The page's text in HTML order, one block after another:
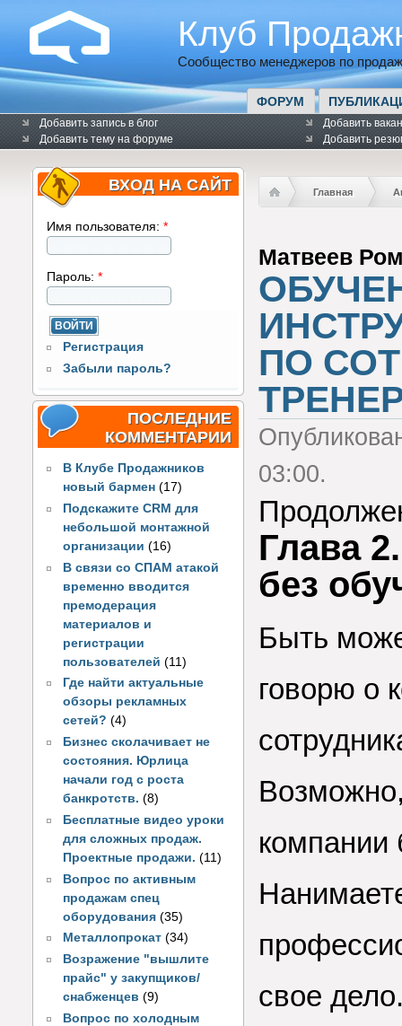
Клуб
Сообщество менеджеров по
ФОРУМ
Добавить запись в блог
Добавить тему на форуме
Добавить
Добавить
ВХОД НА САЙТ
Имя пользователя: *
Пароль: *
Регистрация
Забыли пароль?
ПОСЛЕДНИЕ
КОММЕНТАРИИ
В Клубе Продажников
новый бармен (17)
Подскажите CRM для
небольшой монтажной
организации (16)
В связи со СПАМ атакой
временно вводится
премодерация
материалов и
регистрации
пользователей(11)
Где найти актуальные
обзоры рекламных
сетей? (4)
Бизнес сколачивает не
состояния. Юрлица
начали год с роста
банкротств. (8)
Бесплатные видео уроки
для сложных продаж.
Проектные продажи. (11)
Вопрос по активным
продажам спец
оборудования (35)
Металлопрокат (34)
Возражение "вышлите
прайс" у закупщиков/
снабженцев (9)
Вопрос по холодным
Главная
Матвеев
ПО
03:00.
Глава
без
Быть
говорю о
компании
свое